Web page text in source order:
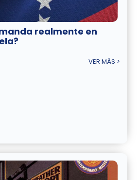
realmente en
VER MÁS >